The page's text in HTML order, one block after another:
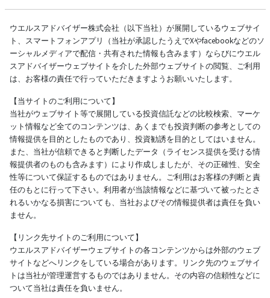
ウエルスアドバイザー株式会社（以下当社）が展開しているウェブサイ
ト、スマートフォンアプリ（当社が承認したうえでXやfacebookなどのソ
ーシャルメディアで配信・共有された情報も含みます）ならびにウエル
スアドバイザーウェブサイトを介した外部ウェブサイトの閲覧、ご利用
は、お客様の責任で行っていただきますようお願いいたします。
【当サイトのご利用について】
当社がウェブサイト等で展開している投資信託などの比較検索、マーケ
ット情報など全てのコンテンツは、あくまでも投資判断の参考としての
情報提供を目的としたものであり、投資勧誘を目的としてはいません。
また、当社が信頼できると判断したデータ（ライセンス提供を受ける情
報提供者のものも含みます）により作成しましたが、その正確性、安全
性等について保証するものではありません。ご利用はお客様の判断と責
任のもとに行って下さい。利用者が当該情報などに基づいて被ったとさ
れるいかなる損害についても、当社およびその情報提供者は責任を負い
ません。
【リンク先サイトのご利用について】
ウエルスアドバイザーウェブサイトの各コンテンツからは外部のウェブ
サイトなどへリンクをしている場合があります。リンク先のウェブサイ
トは当社が管理運営するものではありません。その内容の信頼性などに
ついて当社は責任を負いません。